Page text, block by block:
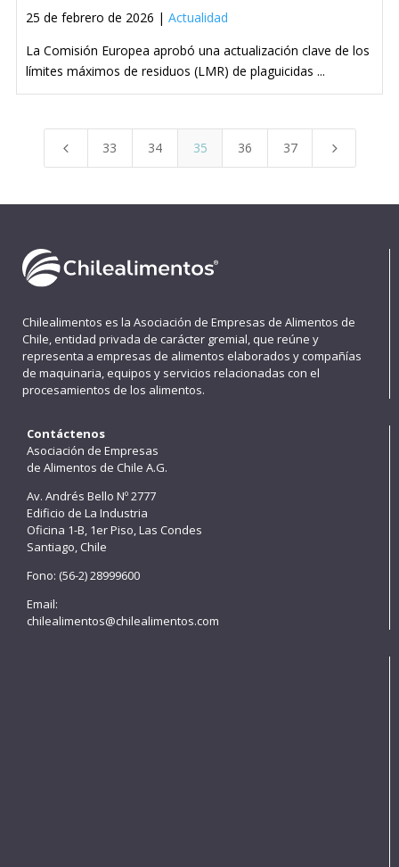
25 de febrero de 2026 | Actualidad
La Comisión Europea aprobó una actualización clave de los
límites máximos de residuos (LMR) de plaguicidas ...
4 33 34 35 36 37 5
Chilealimentos es la Asociación de Empresas de Alimentos de
Chile, entidad privada de carácter gremial, que reúne y
representa a empresas de alimentos elaborados y compañías
de maquinaria, equipos y servicios relacionadas con el
procesamientos de los alimentos.
Contáctenos
Asociación de Empresas
de Alimentos de Chile A.G.
Av. Andrés Bello Nº 2777
Edificio de La Industria
Oficina 1-B, 1er Piso, Las Condes
Santiago, Chile
Fono: (56-2) 28999600
Email:
chilealimentos@chilealimentos.com